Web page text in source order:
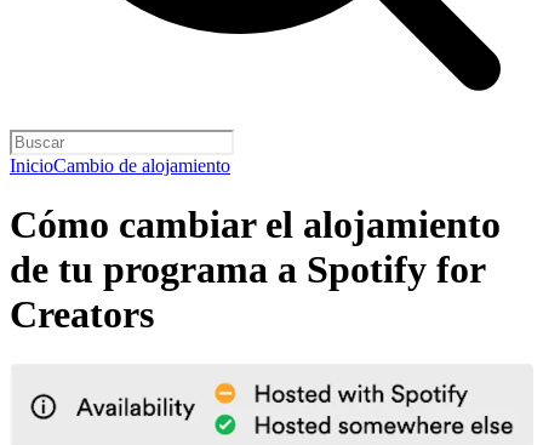
InicioCambio de alojamiento
Cómo cambiar el alojamiento
de tu programa a Spotify for
Creators